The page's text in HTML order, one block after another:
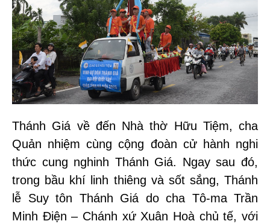
Thánh Giá về đến Nhà thờ Hữu Tiệm, cha
Quản nhiệm cùng cộng đoàn cử hành nghi
thức cung nghinh Thánh Giá. Ngay sau đó,
trong bầu khí linh thiêng và sốt sắng, Thánh
lễ Suy tôn Thánh Giá do cha Tô-ma Trần
Minh Điện – Chánh xứ Xuân Hoà chủ tế, với